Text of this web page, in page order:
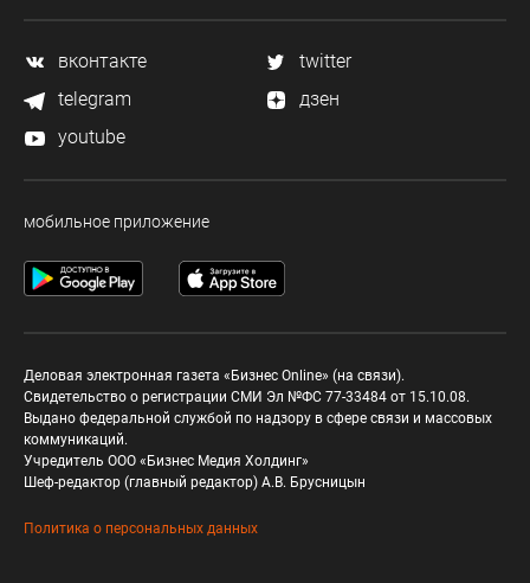
вконтакте
twitter
telegram
дзен
youtube
мобильное приложение
Деловая электронная газета «Бизнес Online» (на связи).
Свидетельство о регистрации СМИ Эл №ФС 77-33484 от 15.10.08.
Выдано федеральной службой по надзору в сфере связи и массовых
коммуникаций.
Учредитель ООО «Бизнес Медия Холдинг»
Шеф-редактор (главный редактор) А.В. Брусницын
Политика о персональных данных